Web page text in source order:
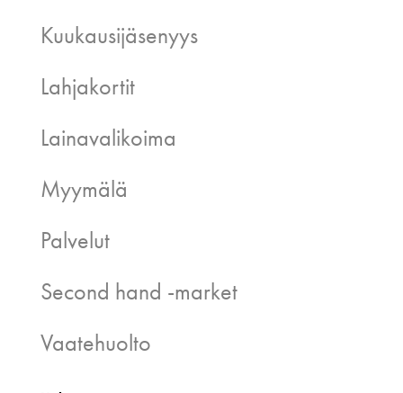
Kuukausijäsenyys
Lahjakortit
Lainavalikoima
Myymälä
Palvelut
Second hand -market
Vaatehuolto